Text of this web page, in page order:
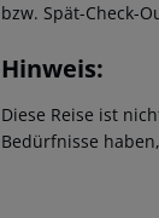
bzw. Spät-Check-
Hinweis:
Diese Reise ist
Bedürfnisse